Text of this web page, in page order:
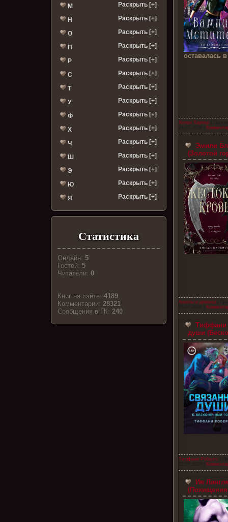
М Раскрыть [+]
Н Раскрыть [+]
О Раскрыть [+]
П Раскрыть [+]
Р Раскрыть [+]
С Раскрыть [+]
Т Раскрыть [+]
У Раскрыть [+]
Ф Раскрыть [+]
Х Раскрыть [+]
Ч Раскрыть [+]
Ш Раскрыть [+]
Э Раскрыть [+]
Ю Раскрыть [+]
Я Раскрыть [+]
Статистика
Онлайн: 5
Гостей: 5
Читатели:0
Книг на сайте:4189
Комментарии:28321
Cообщения в ГК:240
оставалась
Хелен Харпер
Эмили
(Золотой
Ангелы и демоны
Тиффани
души
Тиффани Робертс
Ив